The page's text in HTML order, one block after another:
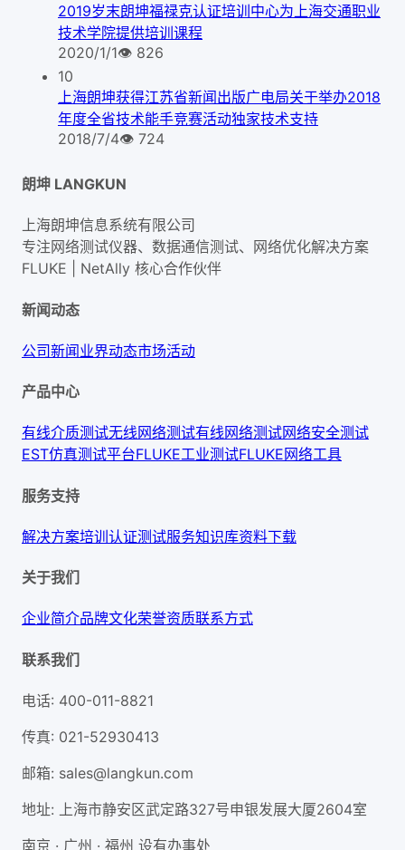
2019岁末朗坤福禄克认证培训中心为上海交通职业
技术学院提供培训课程
2020/1/1👁 826
10
上海朗坤获得江苏省新闻出版广电局关于举办2018
年度全省技术能手竞赛活动独家技术支持
2018/7/4👁 724
朗坤 LANGKUN
上海朗坤信息系统有限公司
专注网络测试仪器、数据通信测试、网络优化解决方案
FLUKE | NetAlly 核心合作伙伴
新闻动态
公司新闻业界动态市场活动
产品中心
有线介质测试无线网络测试有线网络测试网络安全测试
EST仿真测试平台FLUKE工业测试FLUKE网络工具
服务支持
解决方案培训认证测试服务知识库资料下载
关于我们
企业简介品牌文化荣誉资质联系方式
联系我们
电话: 400-011-8821
传真: 021-52930413
邮箱: sales@langkun.com
地址: 上海市静安区武定路327号申银发展大厦2604室
南京 · 广州 · 福州 设有办事处